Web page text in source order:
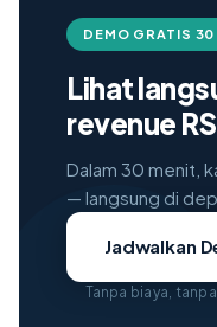
DEMO GRATIS 30
Lihat
revenue
Dalam 30 menit,
— langsung di
Jadwalkan
Tanpa biaya,